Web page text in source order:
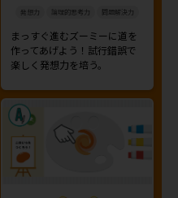
発想力 論理的思考力 問題解決力
まっすぐ進むズーミーに道を
作ってあげよう！試行錯誤で
楽しく発想力を培う。